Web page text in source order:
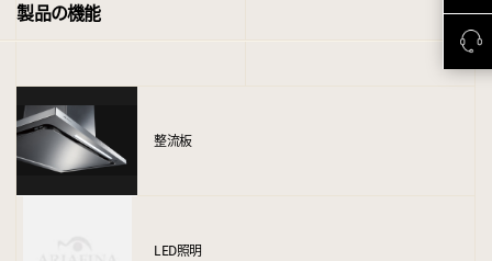
製品の機能
整流板
LED照明